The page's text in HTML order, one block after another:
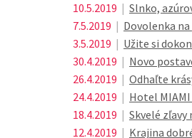
10.5.2019 | Slnko,
7.5.2019 | Dovolenka
3.5.2019 | Užite si
30.4.2019 | Novo
26.4.2019 | Odhaľte
24.4.2019 | Hotel
18.4.2019 | Skvelé zľavy
12.4.2019 | Krajina